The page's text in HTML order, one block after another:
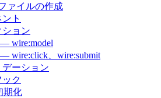
ァイルの作成
ト
ョン
wire:model
wire:click、wire:submit
デーション
ク
期化